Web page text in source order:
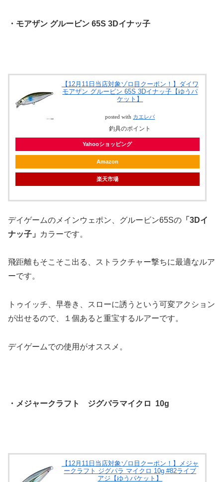
・モアザン グルービン 65S 3Dイナッ子
【12月11日当店対象ゾロ目クーポン！】ダイワ
モアザン グルービン 65S 3Dイナッ子【ゆうパ
ケット】
posted with カエレバ
釣具のポイント
Yahooショッピング
Amazon
楽天市場
デイゲームのメインウェポン、グルービン65Sの 「3Dイ
ナッ子」
カラーです。
飛距離もそこそこ出る、ストラクチャー撃ちに最適なルア
ーです。
トゥイッチ、早巻き、スローに誘うという可変アクション
が出せるので、１個あると重宝するルアーです。
デイゲームでの使用がオススメ。
・メジャークラフト ジグパラマイクロ 10g
【12月11日当店対象ゾロ目クーポン！】メジャ
ークラフト ジグパラ マイクロ 10g #82ライブ
アジ【ゆうパケット】